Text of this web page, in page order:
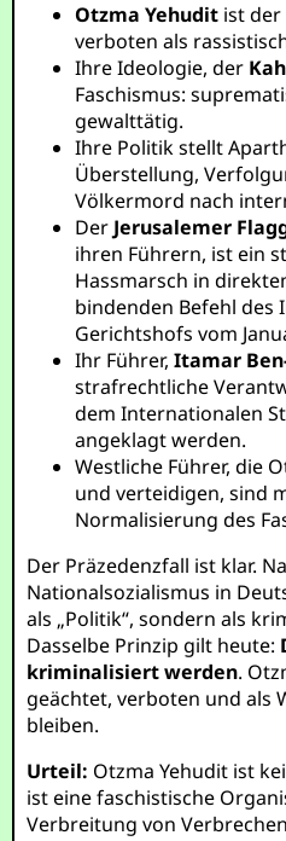
Otzma Yehudit ist der
verboten als
Ihre Ideologie, der
Faschismus:
gewalttätig.
Ihre Politik stellt
Überstellung,
Völkermord nach
Der Jerusalemer
ihren Führern, ist ein
Hassmarsch in
bindenden Befehl des
Gerichtshofs vom
Ihr Führer,Itamar
strafrechtliche
dem Internationalen
angeklagt werden.
Westliche Führer, die
und verteidigen, sind
Normalisierung des
Der Präzedenzfall ist klar.
Nationalsozialismus in
als „Politik“, sondern als
Dasselbe Prinzip gilt heute:
kriminalisiert werden.
geächtet, verboten und als
bleiben.
Urteil: Otzma Yehudit ist
ist eine faschistische
Verbreitung von